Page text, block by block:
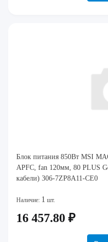
Блок питания 850Вт MSI
APFC, fan 120мм, 80 PLUS
кабели) 306-7ZP8A11-CE0
Наличие: 1 шт.
16 457.80 ₽